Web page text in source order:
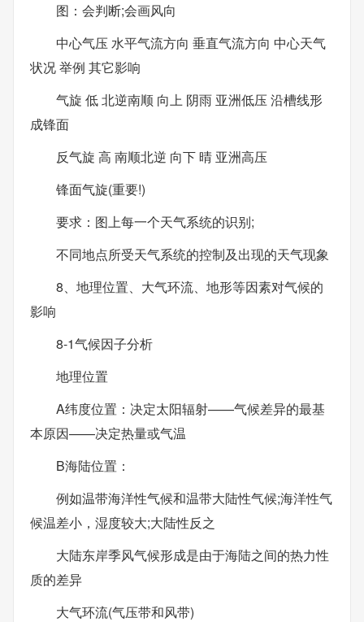
图：会判断;会画风向
中心气压 水平气流方向 垂直气流方向 中心天气
状况 举例 其它影响
气旋 低 北逆南顺 向上 阴雨 亚洲低压 沿槽线形
成锋面
反气旋 高 南顺北逆 向下 晴 亚洲高压
锋面气旋(重要!)
要求：图上每一个天气系统的识别;
不同地点所受天气系统的控制及出现的天气现象
8、地理位置、大气环流、地形等因素对气候的
影响
8-1气候因子分析
地理位置
A纬度位置：决定太阳辐射——气候差异的最基
本原因——决定热量或气温
B海陆位置：
例如温带海洋性气候和温带大陆性气候;海洋性气
候温差小，湿度较大;大陆性反之
大陆东岸季风气候形成是由于海陆之间的热力性
质的差异
大气环流(气压带和风带)